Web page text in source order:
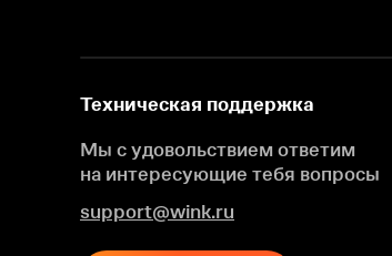
Техническая поддержка
Мы с удовольствием ответим
на интересующие тебя вопросы
support@wink.ru